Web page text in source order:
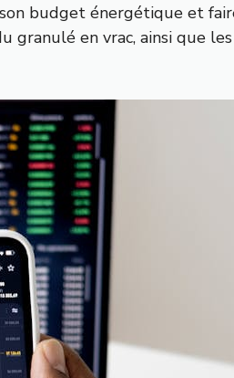
budget énergétique et
granulé en vrac, ainsi que